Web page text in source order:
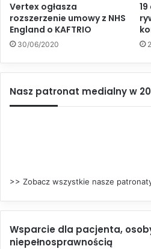
Vertex ogłasza
rozszerzenie umowy z NHS
England o KAFTRIO
30/06/2020
Nasz patronat medialny w
>> Zobacz wszystkie nasze
Wsparcie dla pacjenta,
niepełnosprawnością